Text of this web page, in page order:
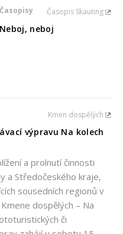
Časopisy Časopis Skauting
Neboj, neboj
Kmen dospělých
výpravu Na kolech
a prolnutí činnosti
a Středočeského kraje,
sousedních regionů v
dospělých – Na
či